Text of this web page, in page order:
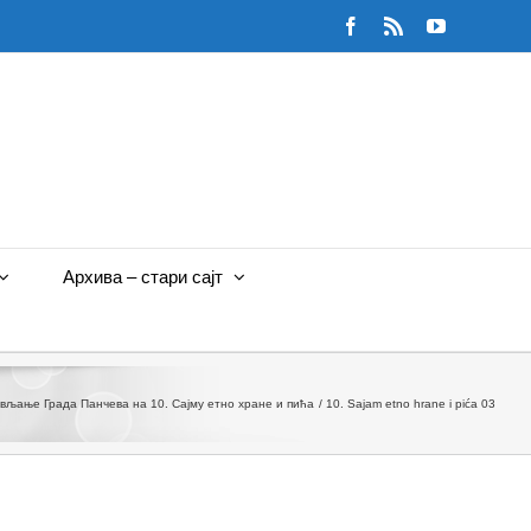
Facebook
Rss YouTube
Архива – стари сајт
Града Панчева на 10. Сајму етно хране и пића 10. Sajam etno hrane i pića 03